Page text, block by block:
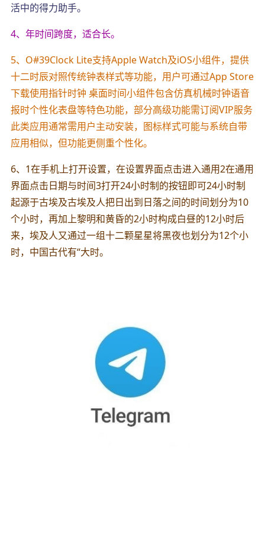
活中的得力助手。
4、年时间跨度，适合长。
5、O#39Clock Lite支持Apple Watch及iOS小组件，提供
十二时辰对照传统钟表样式等功能，用户可通过App Store
下载使用指针时钟 桌面时间小组件包含仿真机械时钟语音
报时个性化表盘等特色功能，部分高级功能需订阅VIP服务
此类应用通常需用户主动安装，图标样式可能与系统自带
应用相似，但功能更侧重个性化。
6、1在手机上打开设置，在设置界面点击进入通用2在通用
界面点击日期与时间3打开24小时制的按钮即可24小时制
起源于古埃及古埃及人把日出到日落之间的时间划分为10
个小时，再加上黎明和黄昏的2小时构成白昼的12小时后
来，埃及人又通过一组十二颗星星将黑夜也划分为12个小
时，中国古代有“大时。